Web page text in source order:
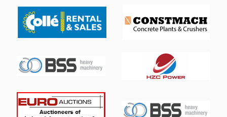
パレッ トラック
パレット トラック
ラック プレス
レッカー車
ロボットセル